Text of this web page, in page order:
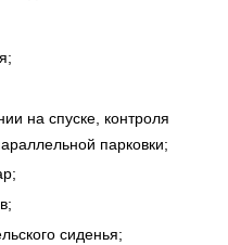
на спуске, контроля
парковки;
сиденья;